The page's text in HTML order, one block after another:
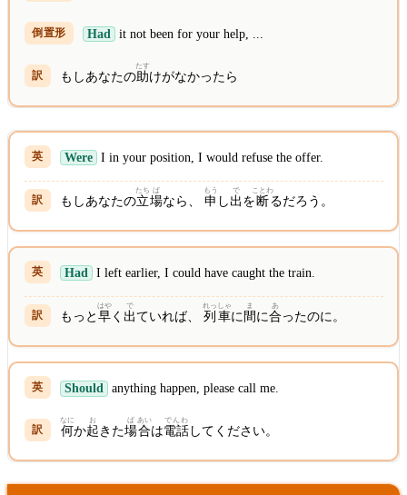
Had it not been for your help, ...
もしあなたの助
たす
けがなかったら
Were I in your position, I would refuse the offer.
もしあなたの立
たち
場
ば
なら、申
もう
し出
で
を 断
ことわ
るだろう。
Had I left earlier, I could have caught the train.
もっと早
はや
く出
で
ていれば、列車
れっしゃ
に間
ま
に合
あ
ったのに。
Should anything happen, please call me.
何
なに
か起
お
きた場
ば
合
あい
は電話
でんわ
してください。